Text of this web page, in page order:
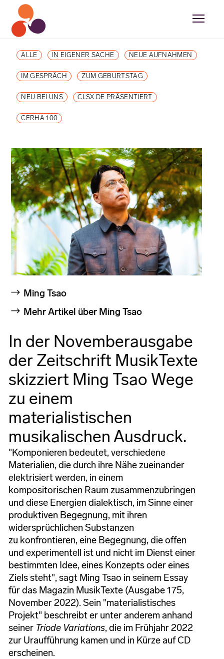
ALLE IN EIGENER SACHE NEUE AUFNAHMEN
IM GESPRÄCH ZUM GEBURTSTAG
NEU BEI UNS CLSX.DE PRÄSENTIERT
CERHA 100
Ming Tsao
Mehr Artikel über Ming Tsao
In der Novemberausgabe
der Zeitschrift MusikTexte
skizziert Ming Tsao Wege
zu einem
materialistischen
musikalischen Ausdruck.
"Komponieren bedeutet, verschiedene
Materialien, diedurch ihre Nähe zueinander
elektrisiert werden, in einem
kompositorischen Raum zusammenzubringen
und diese Energien dialektisch, im Sinne einer
produktiven Begegnung, mit ihren
widersprüchlichen Substanzen
zu konfrontieren, eine Begegnung, die offen
und experimentell ist und nicht im Dienst einer
bestimmten Idee,eines Konzepts oder eines
Ziels steht", sagt Ming Tsao in seinem Essay
für das Magazin MusikTexte (Ausgabe 175,
November 2022). Sein "materialistisches
Projekt" beschreibt er unter anderem anhand
seiner Triode Variations, die im Frühjahr 2022
zur Uraufführung kamen und in Kürze auf CD
erscheinen.